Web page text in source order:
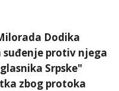
Dodika
suđenje protiv njega
Srpske"
zbog protoka